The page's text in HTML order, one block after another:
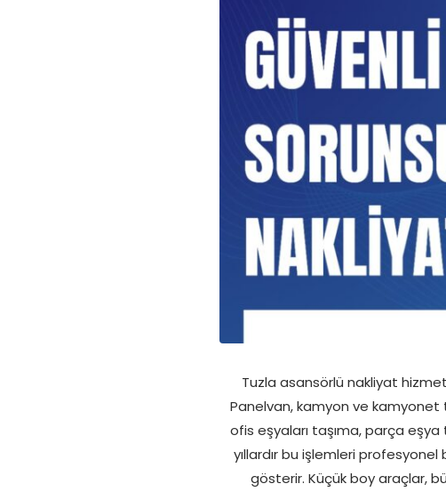
Tuzla asansörlü nakliyat
Panelvan, kamyon ve kamyonet
ofis eşyaları taşıma, parça eşya
yıllardır bu işlemleri profesyonel
gösterir. Küçük boy araçlar,